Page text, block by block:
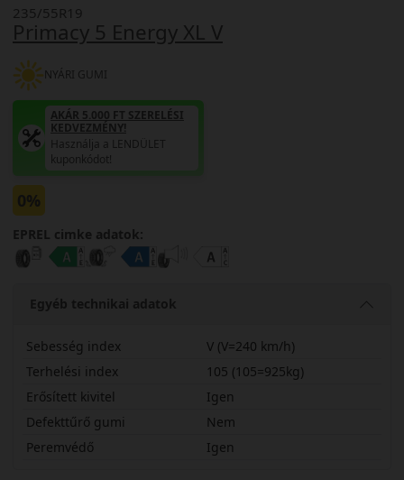
Primacy 5 Energy XL V
235/55R19
NYÁRI GUMI
AKÁR 5.000 FT SZERELÉSI
KEDVEZMÉNY!
Használja a LENDÜLET
kuponkódot!
0%
EPREL cimke adatok:
Egyéb technikai adatok
Sebesség index
V (V=240 km/h)
Terhelési index
105 (105=925kg)
Erősített kivitel
Igen
Defekttűrő gumi
Nem
Peremvédő
Igen